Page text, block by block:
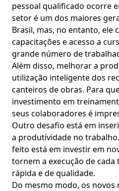
pessoal qualificado ocorre
setor é um dos maiores
Brasil, mas, no entanto, ele
capacitações e acesso a
grande número de
Além disso, melhorar a
utilização inteligente dos
canteiros de obras. Para
investimento em
seus colaboradores é
Outro desafio está em
a produtividade no
feito está em investir em
tornem a execução de
rápida e de qualidade.
Do mesmo modo, os novos